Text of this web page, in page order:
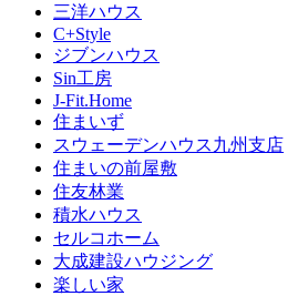
三洋ハウス
C+Style
ジブンハウス
Sin工房
J-Fit.Home
住まいず
スウェーデンハウス九州支店
住まいの前屋敷
住友林業
積水ハウス
セルコホーム
大成建設ハウジング
楽しい家